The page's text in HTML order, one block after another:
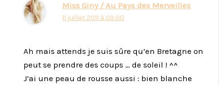
Miss Giny / Au Pays des Merveilles
11 juillet 2011 à 09:00
Ah mais attends je suis sûre qu’en Bretagne on
peut se prendre des coups … de soleil ! ^^
J’ai une peau de rousse aussi : bien blanche